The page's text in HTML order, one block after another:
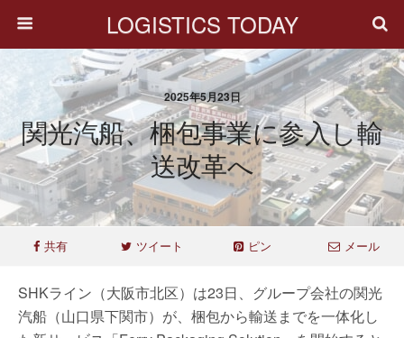
LOGISTICS TODAY
2025年5月23日
関光汽船、梱包事業に参入し輸
送改革へ
共有 ツイート ピン メール
SHKライン（大阪市北区）は23日、グループ会社の関光
汽船（山口県下関市）が、梱包から輸送までを一体化し